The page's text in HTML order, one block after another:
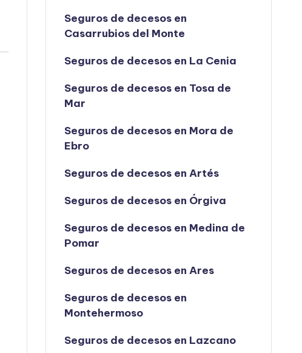
Seguros de decesos en
Casarrubios del Monte
Seguros de decesos en La Cenia
Seguros de decesos en Tosa de
Mar
Seguros de decesos en Mora de
Ebro
Seguros de decesos en Artés
Seguros de decesos en Órgiva
Seguros de decesos en Medina de
Pomar
Seguros de decesos en Ares
Seguros de decesos en
Montehermoso
Seguros de decesos en Lazcano